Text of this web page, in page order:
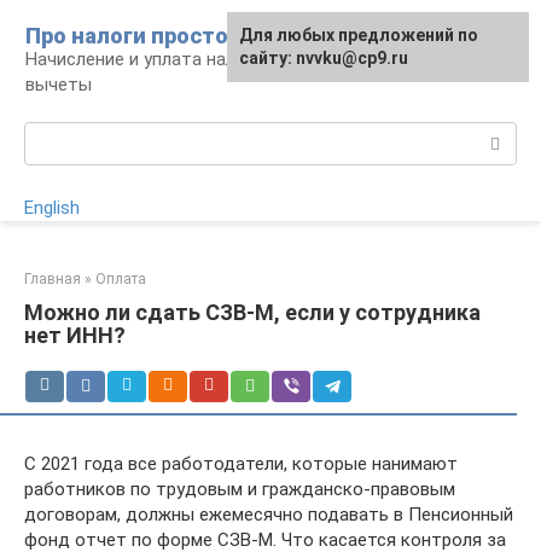
контенту
Про налоги просто
Начисление и уплата налогов, налоговые
вычеты
English
Главная » Оплата
Можно ли сдать СЗВ-М, если у сотрудника
нет ИНН?
С 2021 года все работодатели, которые нанимают
работников по трудовым и гражданско-правовым
договорам, должны ежемесячно подавать в Пенсионный
фонд отчет по форме СЗВ-М. Что касается контроля за
Для любых предложений по
сайту: nvvku@cp9.ru